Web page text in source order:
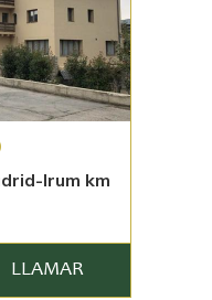
Irum km
LLAMAR